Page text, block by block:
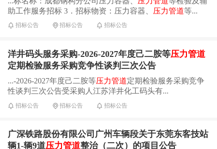
助工作服务招标 3．招标物资：压力容器、 压力管道等...
招标公告 招标公告 招标公告
洋井码头服务采购-2026-2027年度己二胺等压力管道
定期检验服务采购竞争性谈判三次公告
...-2026-2027年度己二胺等压力管道定期检验服务采购竞争
性谈判三次公告受采购人江苏洋井化工码头有...
招标公告 招标公告 招标公告
广深铁路股份有限公司广州车辆段关于东莞东客技站
辆1-辆9道压力管道整治（二次）的项目公告